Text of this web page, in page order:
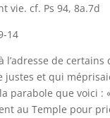
vie. cf. Ps 94, 8a.7d
14
l’adresse de
justes et qui
parabole que voici :
au Temple pour